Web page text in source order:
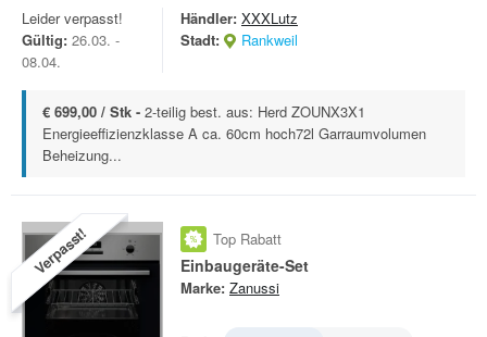
Leider verpasst!
Gültig: 26.03. -
08.04.
Händler: XXXLutz
Stadt:
Rankweil
€ 699,00 / Stk - 2-teilig best. aus: Herd ZOUNX3X1
Energieeffizienzklasse A ca. 60cm hoch72l Garraumvolumen
Beheizung...
Verpasst! Top Rabatt
Einbaugeräte-Set
Marke: Zanussi